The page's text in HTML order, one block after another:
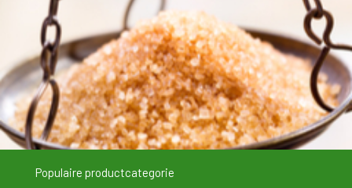
Populaire productcategorie